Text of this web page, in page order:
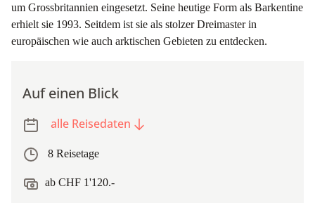
um Grossbritannien eingesetzt. Seine heutige Form als Barkentine
erhielt sie 1993. Seitdem ist sie als stolzer Dreimaster in
europäischen wie auch arktischen Gebieten zu entdecken.
Auf einen Blick
alle Reisedaten
8 Reisetage
ab CHF 1'120.-